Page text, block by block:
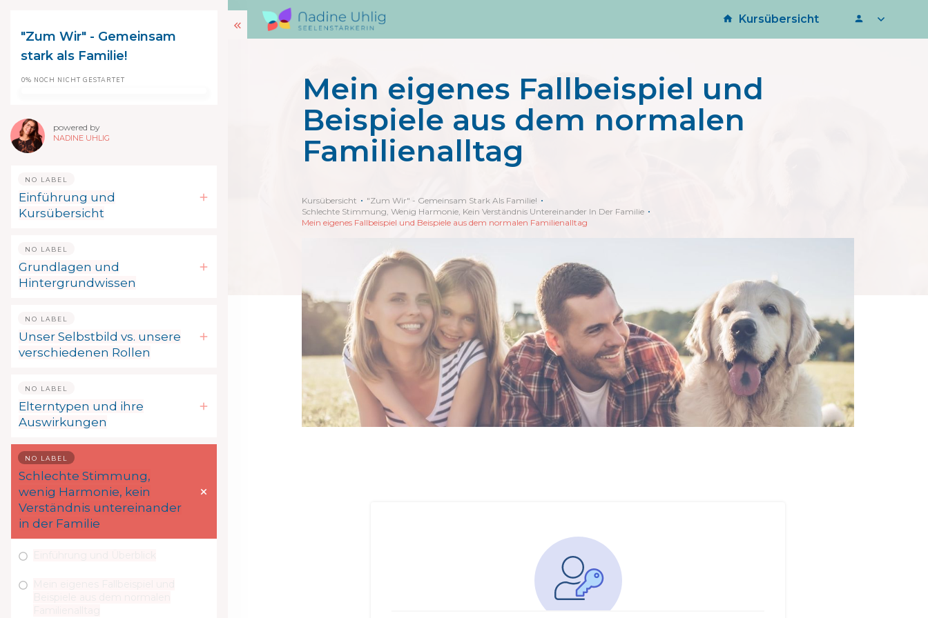
Kursübersicht
Mein eigenes Fallbeispiel und
Beispiele aus dem normalen
Familienalltag
Kursübersicht
"Zum Wir" - Gemeinsam Stark Als Familie!
Schlechte Stimmung, Wenig Harmonie, Kein Verständnis Untereinander In Der Familie
Mein eigenes Fallbeispiel und Beispiele aus dem normalen Familienalltag
"Zum Wir" - Gemeinsam
stark als Familie!
0% NOCH NICHT GESTARTET
powered by
NADINE UHLIG
NO LABEL
Einführung und
Kursübersicht
NO LABEL
Grundlagen und
Hintergrundwissen
NO LABEL
Unser Selbstbild vs. unsere
verschiedenen Rollen
NO LABEL
Elterntypen und ihre
Auswirkungen
NO LABEL
Schlechte Stimmung,
wenig Harmonie, kein
Verständnis untereinander
in der Familie